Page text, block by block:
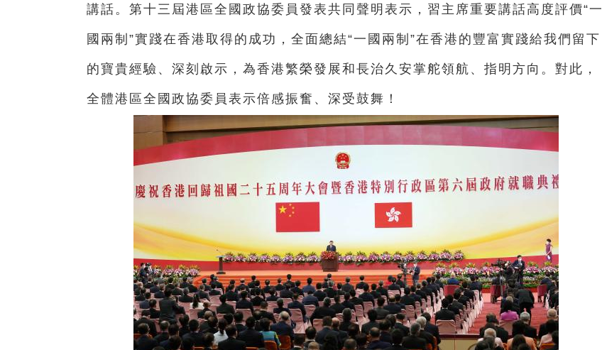
講話。第十三屆港區全國政協委員發表共同聲明表示，習主席重要講話高度評價“一
國兩制”實踐在香港取得的成功，全面總結“一國兩制”在香港的豐富實踐給我們留下
的寶貴經驗、深刻啟示，為香港繁榮發展和長治久安掌舵領航、指明方向。對此，
全體港區全國政協委員表示倍感振奮、深受鼓舞！